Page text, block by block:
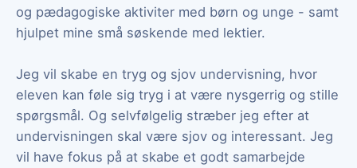
og pædagogiske aktiviter med børn og unge - samt
hjulpet mine små søskende med lektier.
Jeg vil skabe en tryg og sjov undervisning, hvor
eleven kan føle sig tryg i at være nysgerrig og stille
spørgsmål. Og selvfølgelig stræber jeg efter at
undervisningen skal være sjov og interessant. Jeg
vil have fokus på at skabe et godt samarbejde